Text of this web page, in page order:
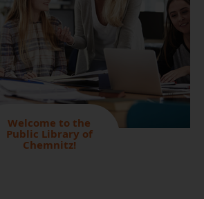
JETZT FINDEN
Welcome to the
Public Library of
Chemnitz!